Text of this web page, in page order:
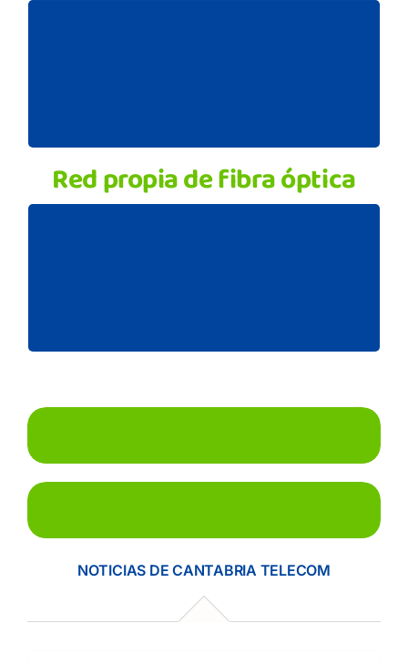
Red propia de fibra óptica
NOTICIAS DE CANTABRIA TELECOM